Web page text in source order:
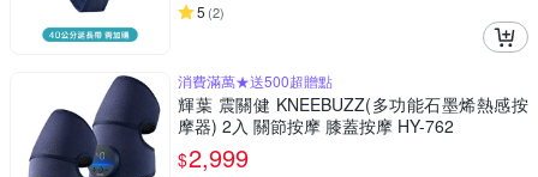
5 (2)
消費滿萬★送500超贈點
輝葉 震關健 KNEEBUZZ(多功能石墨烯熱感按
摩器) 2入 關節按摩 膝蓋按摩 HY-762
$2,999